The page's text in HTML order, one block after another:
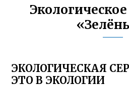
ЭКОЛОГИЧЕСКАЯ
ЭТО В ЭКОЛОГИИ